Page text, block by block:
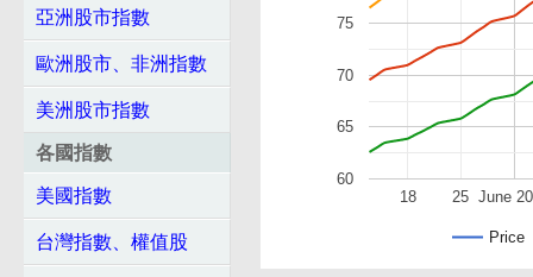
亞洲股市指數
歐洲股市、非洲指數
美洲股市指數
各國指數
美國指數
台灣指數、權值股 Price
June
18 25
60
65
70
75